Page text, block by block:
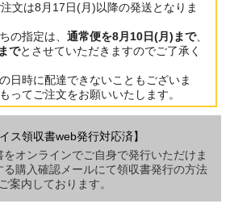
文は8月17日(月)以降の発送となりま
の指定は、通常便を8月10日(月)まで、
でとさせていただきますのでご了承く
日時に配達できないこともございま
ってご注文をお願いいたします。
ス領収書web発行対応済】
オンラインでご自身で発行いただけま
購入確認メールにて領収書発行の方法
案内しております。